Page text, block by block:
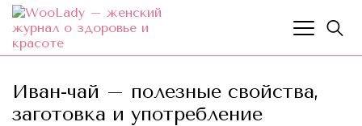
Иван-чай – полезные свойства,
заготовка и употребление